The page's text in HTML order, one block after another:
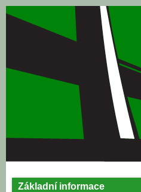
Přejít k hlavnímu obsahu
Základní informace